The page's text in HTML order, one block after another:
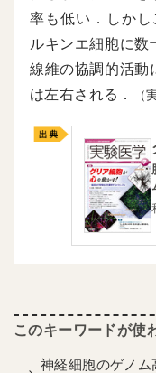
率も低い．しか
ルキンエ細胞に数
線維の協調的活動
は左右される．
（
神経細胞のゲノ